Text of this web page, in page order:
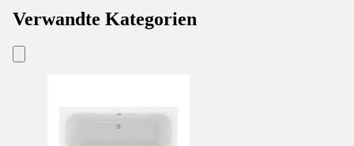
Verwandte Kategorien